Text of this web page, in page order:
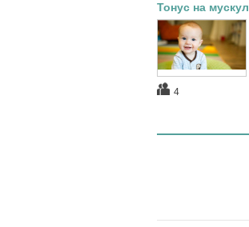
Тонус на
4